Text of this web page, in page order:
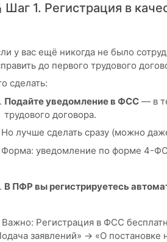
Шаг 1. Регистрация в
у вас ещё никогда не было
до первого трудового
сделать:
Подайте уведомление в ФСС— в
трудового договора.
лучше сделать сразу (можно
уведомление по форме 4-
В ПФР вы регистрируетесь
Важно: Регистрация в ФСС
заявлений» → «О постановке